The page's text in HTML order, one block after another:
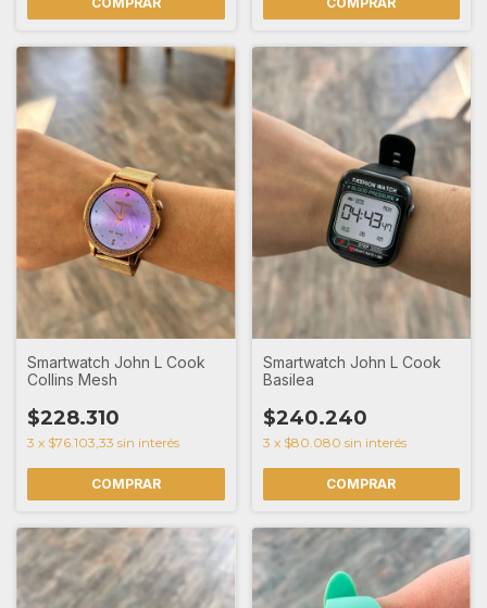
Smartwatch John L Cook
Collins Mesh
$228.310
3 x $76.103,33 sin interés
COMPRAR
Smartwatch John L Cook
Basilea
$240.240
3 x $80.080 sin interés
COMPRAR